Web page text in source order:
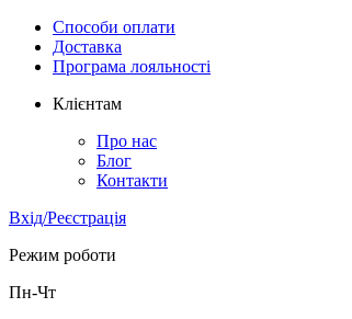
Способи оплати
Доставка
Програма лояльності
Клієнтам
Про нас
Блог
Контакти
Вхід/Реєстрація
Режим роботи
Пн-Чт